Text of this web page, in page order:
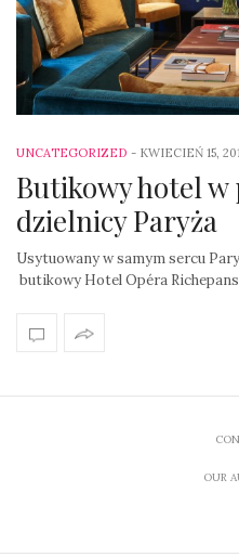
UNCATEGORIZED - KWIECIEŃ 15,
Butikowy hotel w
dzielnicy Paryża
Usytuowany w samym sercu
butikowy Hotel Opéra
OUR